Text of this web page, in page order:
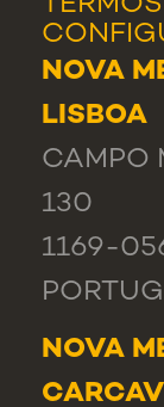
NOVA
LISBOA
CAMPO
130
1169-
NOVA